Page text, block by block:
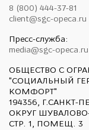
8 (800) 444-37-81
client@sgc-opeca.ru
Пресс-служба:
media@sgc-opeca.ru
ОБЩЕСТВО С
"СОЦИАЛЬНЫЙ
КОМФОРТ"
194356, Г.САНКТ-
ОКРУГ
СТР. 1, ПОМЕЩ. 3